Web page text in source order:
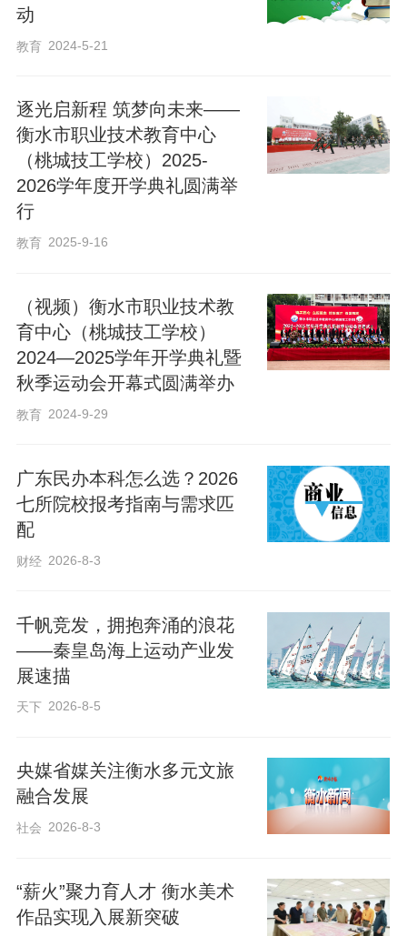
本届活动周以“一技在手，一生无忧”为主
题，通过技能展示、成果汇报、职业体验
活动期间，我市将开展系列重磅活动：全
市职业院校举办高水准技能大赛，依托新
媒体展播竞赛成果，借主题研讨会深化“赛
教”“赛产”融合，提升育人质量与产业服务
水平；同时开展“校园开放日”，邀请行业专
育时代价值。
“原来修飞机这么酷炫！”“职业院校居然能
惊叹声此起彼伏。观众们不仅被主办方精
心策划的活动内容深深吸引，更对衡水职
业技术学院实训基地的硬核实力赞叹不
已。数控机床精准雕琢工业零配件，智能
飞机维修教学……这些与企业需求无缝对
接的实训项目，让大家直观感受到了职业
教育“学用一体”的独特魅力，纷纷表示对职
近年来，随着社会经济的发展和产业结构
动
教育 2024-5-21
逐光启新程 筑梦向未来——
衡水市职业技术教育中心
（桃城技工学校）2025-
2026学年度开学典礼圆满举
行
教育 2025-9-16
（视频）衡水市职业技术教
育中心（桃城技工学校）
2024—2025学年开学典礼暨
秋季运动会开幕式圆满举办
教育 2024-9-29
广东民办本科怎么选？2026
七所院校报考指南与需求匹
配
财经 2026-8-3
千帆竞发，拥抱奔涌的浪花
——秦皇岛海上运动产业发
展速描
天下 2026-8-5
央媒省媒关注衡水多元文旅
融合发展
社会 2026-8-3
“薪火”聚力育人才 衡水美术
作品实现入展新突破